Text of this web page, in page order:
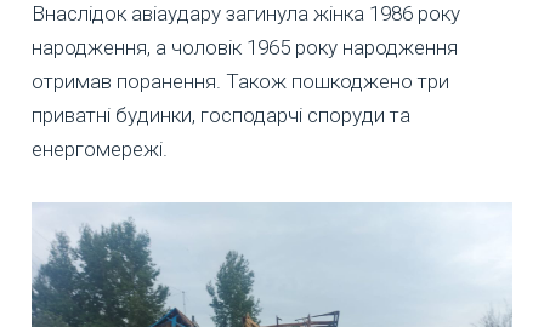
Внаслідок авіаудару загинула жінка 1986 року
народження, а чоловік 1965 року народження
отримав поранення. Також пошкоджено три
приватні будинки, господарчі споруди та
енергомережі.